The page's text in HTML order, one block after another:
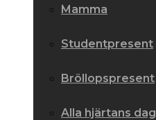
Mamma
Studentpresent
Bröllopspresent
Alla hjärtans dag